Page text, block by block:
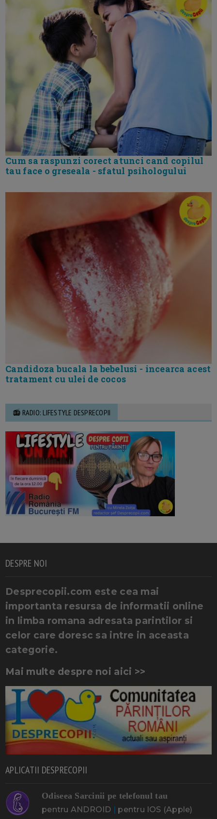
Cum sa raspunzi corect atunci cand copilul
tau face o greseala - sfatul psihologului
Candidoza bucala la bebelusi - incearca acest
tratament cu ulei de cocos
📻 RADIO: LIFESTYLE DESPRECOPII
DESPRE NOI
Desprecopii.com este cea mai
importanta resursa de informatii online
in limba romana adresata parintilor si
celor care doresc sa intre in aceasta
categorie.
Mai multe despre noi aici >>
APLICATII DESPRECOPII
Odiseea Sarcinii pe telefonul tau
pentru ANDROID | pentru IOS (Apple)